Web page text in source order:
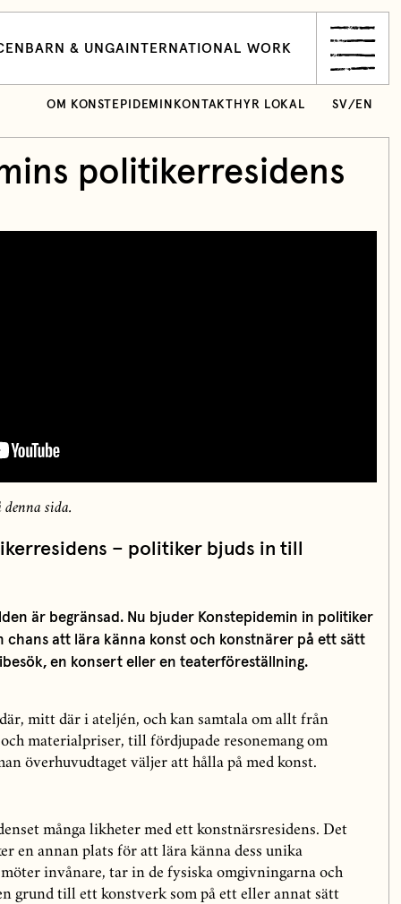
BARN & UNGA INTERNATIONAL WORK
OM KONSTEPIDEMIN KONTAKT HYR LOKAL SV/ EN
politikerresidens
sida.
– politiker bjuds in till
är begränsad. Nu bjuder Konstepidemin in politiker
chans att lära känna konst och konstnärer på ett sätt
en konsert eller en teaterföreställning.
mitt där i ateljén, och kan samtala om allt från
materialpriser, till fördjupade resonemang om
överhuvudtaget väljer att hålla på med konst.
många likheter med ett konstnärsresidens. Det
en annan plats för att lära känna dess unika
invånare, tar in de fysiska omgivningarna och
grund till ett konstverk som på ett eller annat sätt